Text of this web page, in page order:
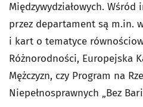
Międzywydziałowych.
przez departament są m.in.
i kart o tematyce
Różnorodności, Europejska
Mężczyzn, czy Program na
Niepełnosprawnych „Bez